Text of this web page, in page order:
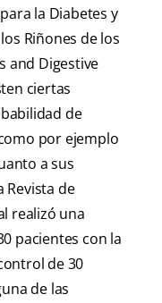
la Diabetes y
Riñones de los
and Digestive
ciertas
de
por ejemplo
a sus
Revista de
realizó una
pacientes con la
de 30
de las